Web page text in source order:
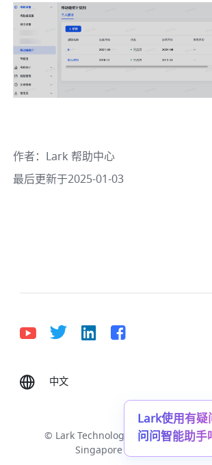
作者： Lark 帮助中心
最后更新于2025-01-03
中文
Deutsch
Português
Tiếng Việt
ไทย 한국어 日本語
© Lark Technologies Pte. Ltd.
Singapore with offices
Lark使用有疑
问问智能助手